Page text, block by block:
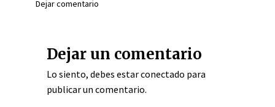
Dejar comentario
Dejar un comentario
Lo siento, debes estarconectado para
publicar un comentario.